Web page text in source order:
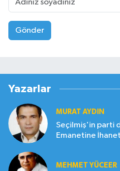
Gönder
Yazarlar
MURAT AYDIN
Seçilmiş'in parti
Emanetine
MEHMET YÜCEER